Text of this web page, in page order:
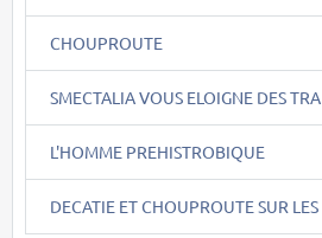
CHOUPROUTE
SMECTALIA VOUS ELOIGNE DES TRA
L'HOMME PREHISTROBIQUE
DECATIE ET CHOUPROUTE SUR LES